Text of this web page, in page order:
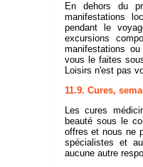
En dehors du
manifestations
pendant le
excursions
manifestations
vous le faites
Loisirs n'est pas
11.9. Cures,
Les cures
beauté sous le
offres et nous ne
spécialistes et
aucune autre